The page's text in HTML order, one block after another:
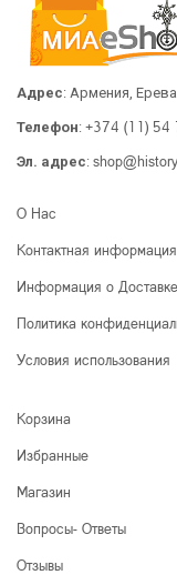
Адрес: Армения,
Телефон: +374 (11) 54
Эл. адрес:
О Нас
Контактная информация
Информация о Доставке
Политика
Условия использования
Корзина
Избранные
Магазин
Вопросы- Ответы
Отзывы